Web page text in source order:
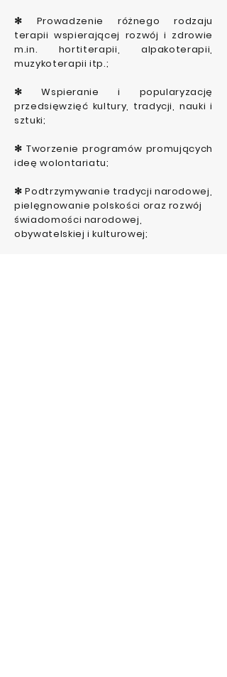
✻ Prowadzenie różnego rodzaju
terapii wspierającej rozwój i zdrowie
m.in. hortiterapii, alpakoterapii,
muzykoterapii itp.;
✻ Wspieranie i popularyzację
przedsięwzięć kultury, tradycji, nauki i
sztuki;
✻ Tworzenie programów promujących
ideę wolontariatu;
✻ Podtrzymywanie tradycji narodowej,
pielęgnowanie polskości oraz rozwój
świadomości narodowej,
obywatelskiej i kulturowej;